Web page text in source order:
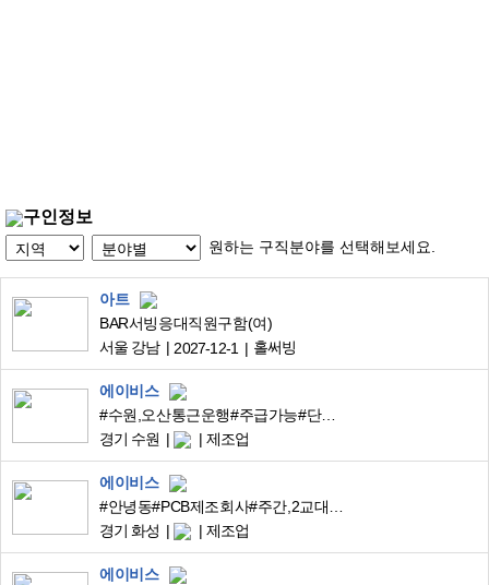
구인정보
원하는 구직분야를 선택해보세요.
아트
BAR서빙응대직원구함(여)
서울 강남
2027-12-1 홀써빙
에이비스
#수원,오산통근운행#주급가능#단순업무#스마트키#F비자환영
경기 수원
제조업
에이비스
경기 화성
제조업
에이비스